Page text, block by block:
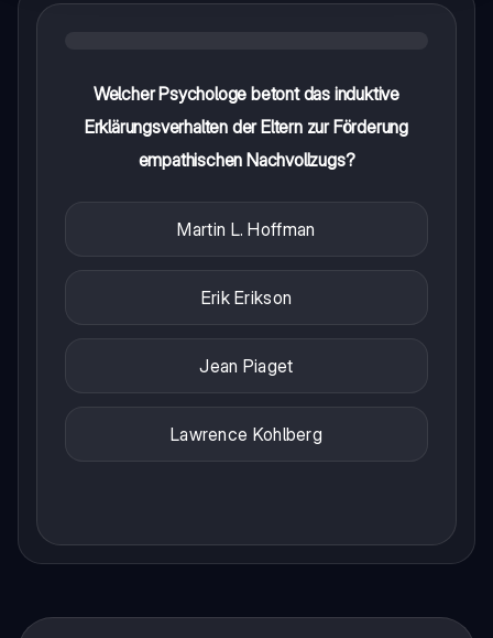
Welcher Psychologe betont das induktive
Erklärungsverhalten der Eltern zur Förderung
empathischen Nachvollzugs?
Martin L. Hoffman
Erik Erikson
Jean Piaget
Lawrence Kohlberg